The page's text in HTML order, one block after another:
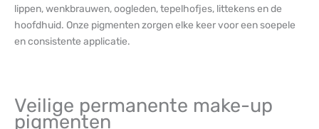
lippen, wenkbrauwen, oogleden, tepelhofjes, littekens en de
hoofdhuid. Onze pigmenten zorgen elke keer voor een soepele
en consistente applicatie.
Veilige permanente make-up
pigmenten